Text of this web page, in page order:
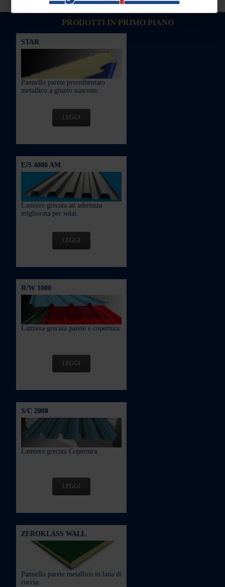
PRODOTTI IN PRIMO PIANO
STAR
Pannello parete precoibentato
metallico a giunto nascosto.
LEGGI
E/S 4000 AM
Lamiere grecata ad aderenza
migliorata per solai.
LEGGI
R/W 1000
Lamiera grecata parete e copertura.
LEGGI
S/C 2000
Lamiera grecata Copertura.
LEGGI
ZEROKLASS WALL
Pannello parete metallico in lana di
roccia.